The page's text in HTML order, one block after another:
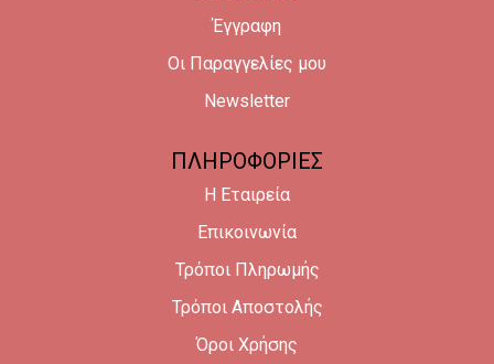
Έγγραφη
Οι Παραγγελίες μου
Newsletter
ΠΛΗΡΟΦΟΡΙΕΣ
Η Εταιρεία
Επικοινωνία
Τρόποι Πληρωμής
Τρόποι Αποστολής
Όροι Χρήσης